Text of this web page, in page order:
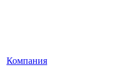
Компания